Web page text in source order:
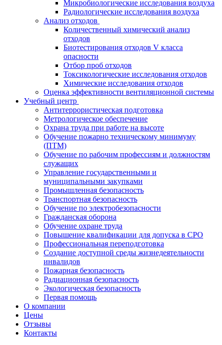
Микробиологические исследования воздуха
Радиологические исследования воздуха
Анализ отходов
Количественный химический анализ
отходов
Биотестирования отходов V класса
опасности
Отбор проб отходов
Токсикологические исследования отходов
Химические исследования отходов
Оценка эффективности вентиляционной системы
Учебный центр
Антитеррористическая подготовка
Метрологическое обеспечение
Охрана труда при работе на высоте
Обучение пожарно техническому минимуму
(ПТМ)
Обучение по рабочим профессиям и должностям
служащих
Управление государственными и
муниципальными закупками
Промышленная безопасность
Транспортная безопасность
Обучение по электробезопасности
Гражданская оборона
Обучение охране труда
Повышение квалификации для допуска в СРО
Профессиональная переподготовка
Создание доступной среды жизнедеятельности
инвалидов
Пожарная безопасность
Радиационная безопасность
Экологическая безопасность
Первая помощь
О компании
Цены
Отзывы
Контакты